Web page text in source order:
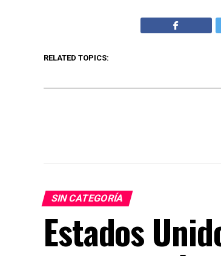
RELATED TOPICS:
SIN CATEGORÍA
Estados